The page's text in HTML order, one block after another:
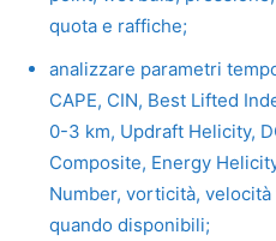
quota e raffiche;
analizzare parametri
CAPE, CIN, Best Lifted
0-3 km, Updraft Helicity,
Composite, Energy
Number, vorticità,
quando disponibili;